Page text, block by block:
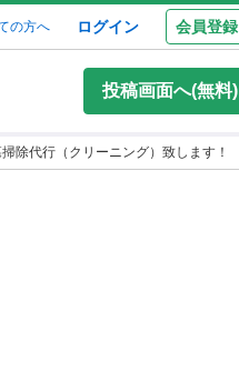
の方へ ログイン 会員登録
投稿画面へ(無料)
除代行（クリーニング）致します！